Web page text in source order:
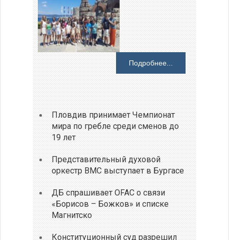
Подробнее...
Пловдив принимает Чемпионат
мира по гребле среди сменов до
19 лет
Представительный духовой
оркестр ВМС выступает в Бургасе
ДБ спрашивает OFAC о связи
«Борисов – Божков» и списке
Магнитско
Конституционный суд разрешил